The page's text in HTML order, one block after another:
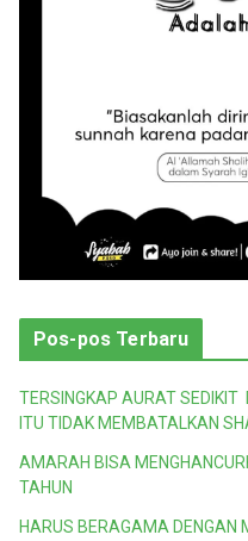
Pos-pos Terbaru
TERSINGKAP AURAT
ITU TIDAK MEMBATALKAN
AMARAH BISA
TAHUN
HARUS BERAGAMA DENGAN